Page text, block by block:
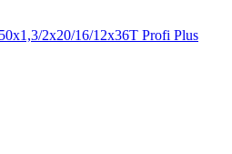
2х20/16/12х36Т Profi Plus